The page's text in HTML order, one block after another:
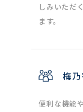
しみいただ
ます。
梅
便利な機能